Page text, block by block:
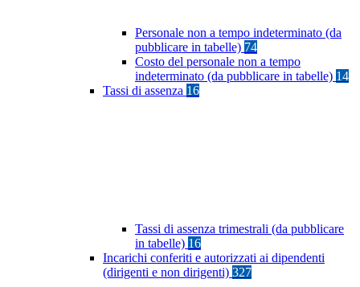
Personale non a tempo indeterminato (da
pubblicare in tabelle) 74
Costo del personale non a tempo
indeterminato (da pubblicare in tabelle) 14
Tassi di assenza 16
Tassi di assenza trimestrali (da pubblicare
in tabelle) 16
Incarichi conferiti e autorizzati ai dipendenti
(dirigenti e non dirigenti) 327